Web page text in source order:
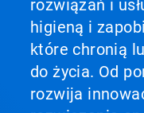
rozwiązań i
higieną i
które chronią
do życia. Od
rozwija